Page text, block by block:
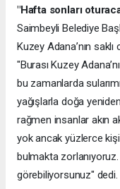
"Hafta sonları
Saimbeyli Belediye
Kuzey Adana’nın
"Burası Kuzey
bu zamanlarda
yağışlarla doğa
rağmen insanlar akın
yok ancak yüzlerce
bulmakta
görebiliyorsunuz" dedi.